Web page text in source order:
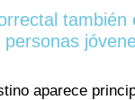
también
personas
aparece